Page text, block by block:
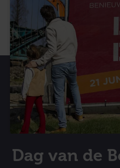
Dag van de